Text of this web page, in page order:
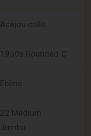
Acajou collé
1950s Rounded-C
Ébène
22 Medium
Jumbo